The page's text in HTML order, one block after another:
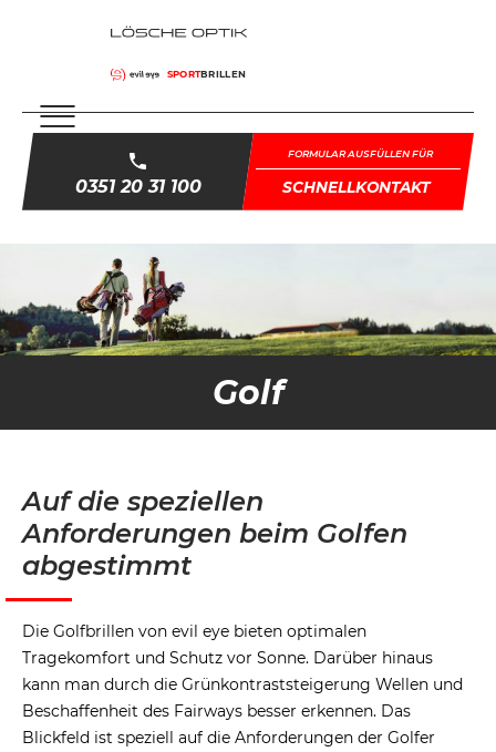
SPORTBRILLEN
0351 20 31 100
FORMULAR AUSFÜLLEN FÜR
SCHNELLKONTAKT
Golf
Auf die speziellen
Anforderungen beim Golfen
abgestimmt
Die Golfbrillen von evil eye bieten optimalen
Tragekomfort und Schutz vor Sonne. Darüber hinaus
kann man durch die Grünkontraststeigerung Wellen und
Beschaffenheit des Fairways besser erkennen. Das
Blickfeld ist speziell auf die Anforderungen der Golfer